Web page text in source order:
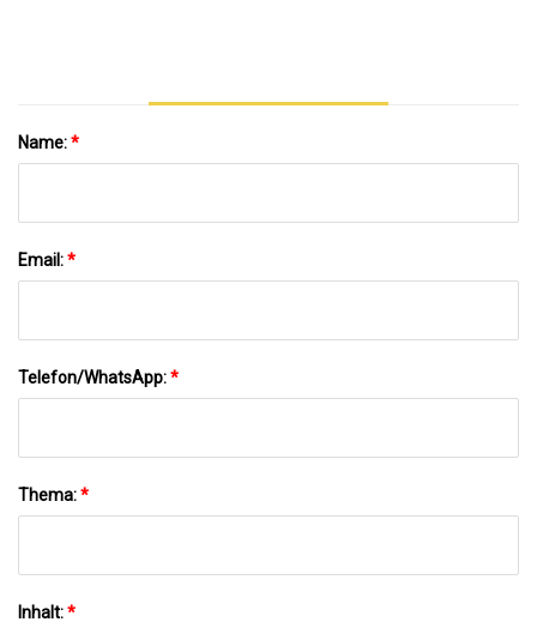
Name:*
Email:*
Telefon/WhatsApp:*
Thema:*
Inhalt:*